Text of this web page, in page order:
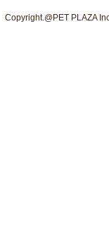
Copyright.@PET PLAZA